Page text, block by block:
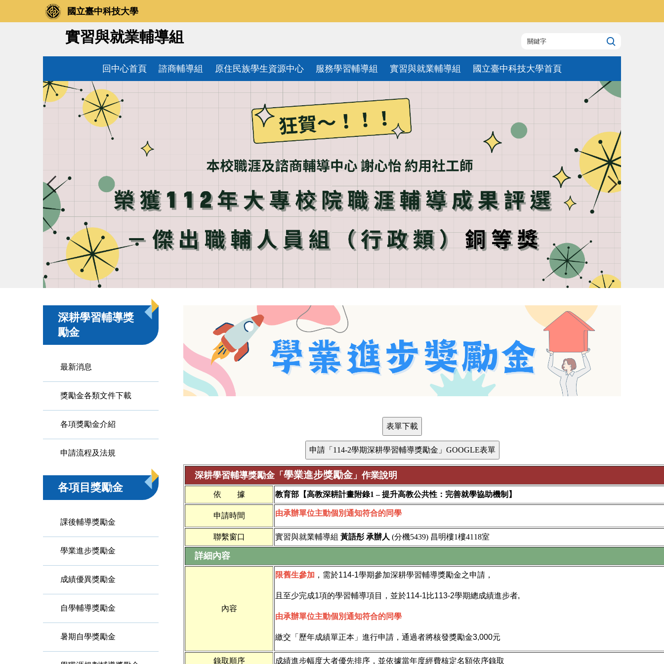
國立臺中科技大學
實習與就業輔導組
回中心首頁 諮商輔導組 原住民族學生資源中心 服務學習輔導組 實習與就業輔導組 國立臺中科技大學首頁
深耕學習輔導獎
勵金
最新消息
獎勵金各類文件下載
各項獎勵金介紹
申請流程及法規
各項目獎勵金
課後輔導獎勵金
學業進步獎勵金
成績優異獎勵金
自學輔導獎勵金
暑期自學獎勵金
深耕學習輔導獎勵金「 學業進步獎勵金」作業說明
依 據 教育部【高教深耕計畫附錄1 – 提升高教公共性：完善就學協助機制】
申請時間 由承辦單位主動個別通知符合的同學
聯繫窗口 實習與就業輔導組 黃語彤 承辦人 (分機5439) 昌明樓1樓4118室
詳細內容
內容
限舊生參加 ，需於114-1學期參加深耕學習輔導獎勵金之申請，
且至少完成1項的學習輔導項目，並於114-1比113-2學期總成績進步者,
由承辦單位主動個別通知符合的同學
繳交「歷年成績單正本」進行申請，通過者將核發獎勵金3,000元
錄取順序 成績進步幅度大者優先排序，並依據當年度經費核定名額依序錄取